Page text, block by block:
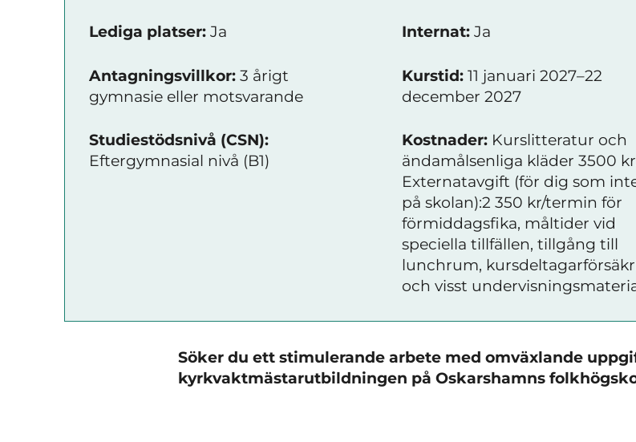
Lediga platser: Ja
Antagningsvillkor: 3 årigt
gymnasie eller motsvarande
Studiestödsnivå (CSN):
Eftergymnasial nivå (B1)
Internat: Ja
Kurstid: 11 januari 2027–22
december 2027
Kostnader: Kurslitteratur och
ändamålsenliga kläder 3500
Externatavgift (för dig som
på skolan):2 350 kr/termin för
förmiddagsfika, måltider vid
speciella tillfällen, tillgång till
lunchrum,
och visst
Söker du ett stimulerande arbete med omväxlande
kyrkvaktmästarutbildningen på Oskarshamns